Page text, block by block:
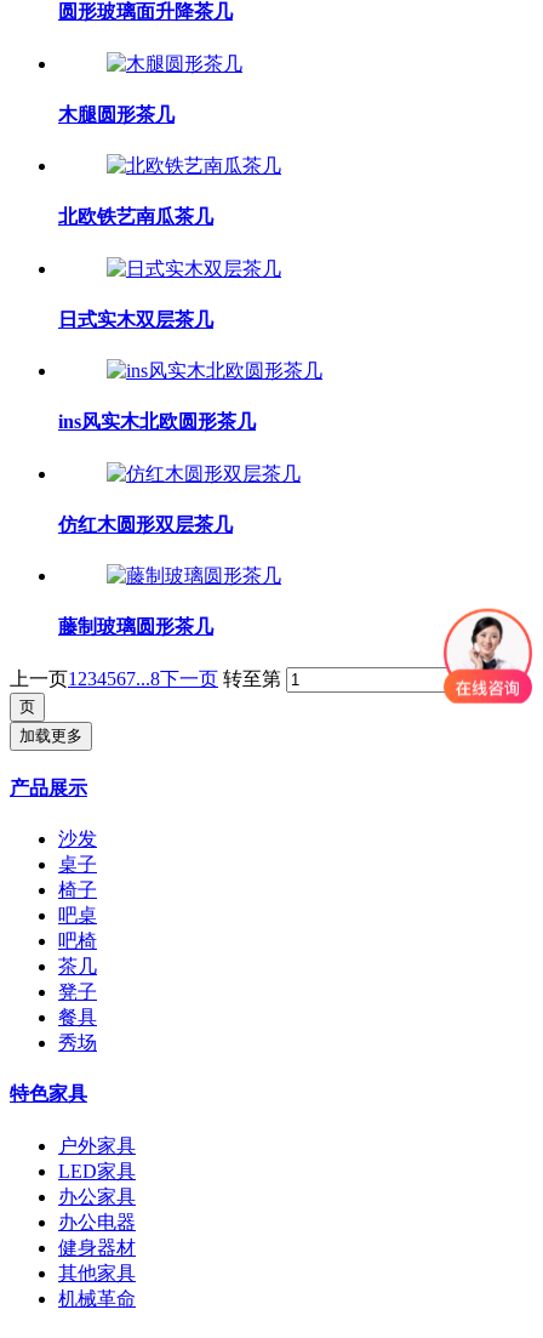
圆形玻璃面升降茶几
木腿圆形茶几
北欧铁艺南瓜茶几
日式实木双层茶几
ins风实木北欧圆形茶几
仿红木圆形双层茶几
藤制玻璃圆形茶几
上一页1 234567...8下一页 转至第
加载更多
产品展示
沙发
桌子
椅子
吧桌
吧椅
茶几
凳子
餐具
秀场
特色家具
户外家具
LED家具
办公家具
办公电器
健身器材
其他家具
机械革命